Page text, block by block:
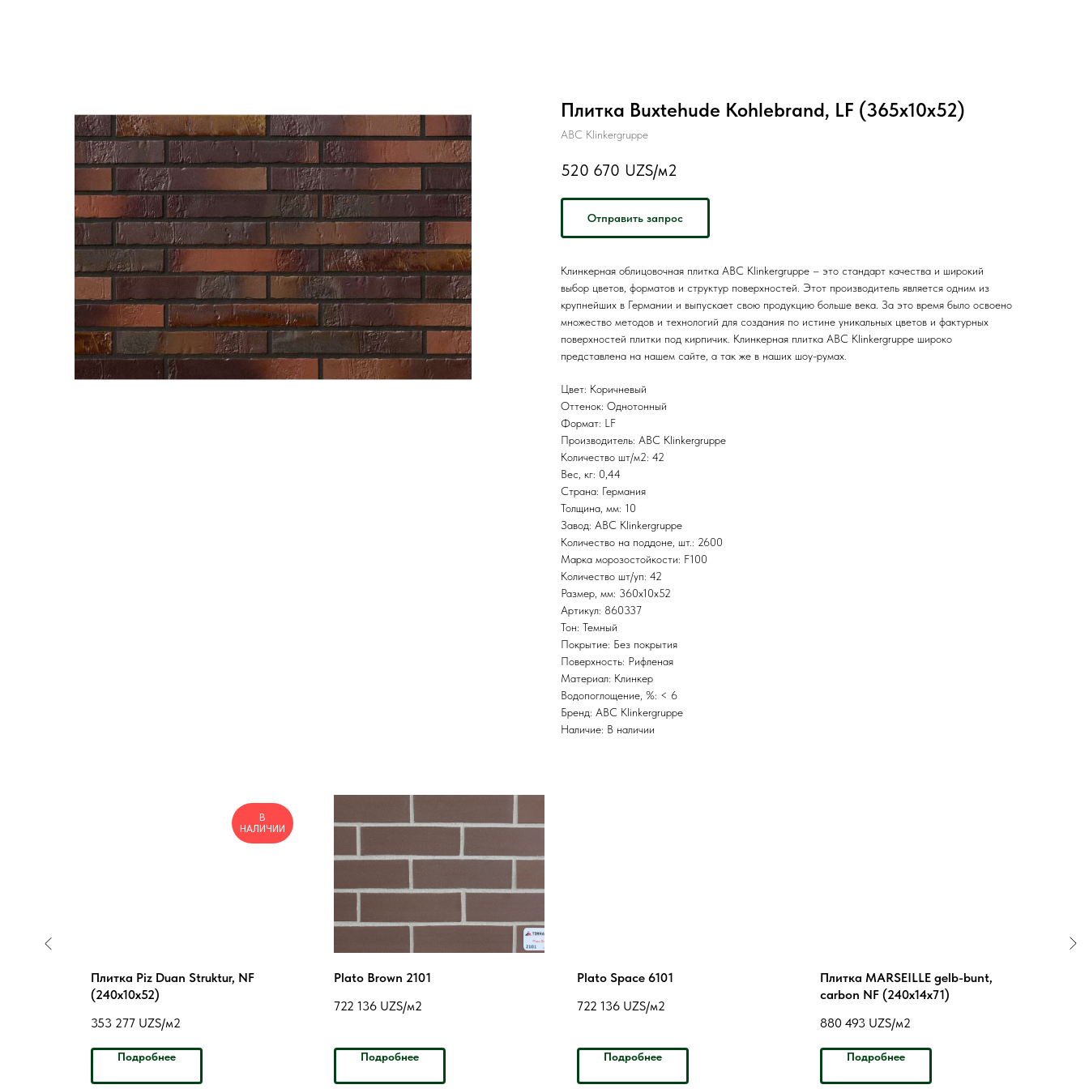
Плитка Buxtehude Kohlebrand, LF (365x10x52)
ABC Klinkergruppe
520 670 UZS/м2
Отправить запрос
Клинкерная облицовочная плитка ABC Klinkergruppe – это стандарт качества и широкий
выбор цветов, форматов и структур поверхностей. Этот производитель является одним из
крупнейших в Германии и выпускает свою продукцию больше века. За это время было освоено
множество методов и технологий для создания по истине уникальных цветов и фактурных
поверхностей плитки под кирпичик. Клинкерная плитка ABC Klinkergruppe широко
представлена на нашем сайте, а так же в наших шоу-румах.
Цвет: Коричневый
Оттенок: Однотонный
Формат: LF
Производитель: ABC Klinkergruppe
Количество шт/м2: 42
Вес, кг: 0,44
Страна: Германия
Толщина, мм: 10
Завод: ABC Klinkergruppe
Количество на поддоне, шт.: 2600
Марка морозостойкости: F100
Количество шт/уп: 42
Размер, мм: 360х10х52
Артикул: 860337
Тон: Темный
Покрытие: Без покрытия
Поверхность: Рифленая
Материал: Клинкер
Водопоглощение, %: < 6
Бренд: ABC Klinkergruppe
Наличие: В наличии
В
НАЛИЧИИ
Плитка Piz Duan Struktur, NF
(240x10x52)
353 277 UZS/м2
Подробнее
Plato Brown 2101
722 136 UZS/м2
Подробнее
Plato Space 6101
722 136 UZS/м2
Подробнее
Плитка MARSEILLE gelb-bunt,
carbon NF (240x14x71)
880 493 UZS/м2
Подробнее